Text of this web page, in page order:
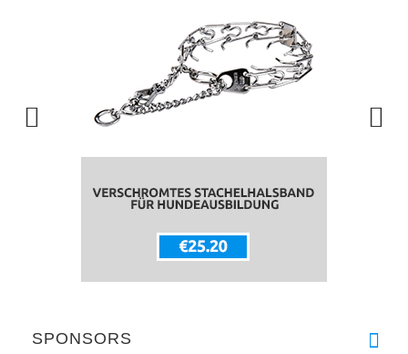
SPONSORS